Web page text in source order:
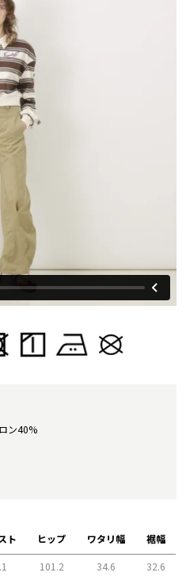
ン40%
ト ヒップ ワタリ幅 裾幅
101.2 34.6 32.6